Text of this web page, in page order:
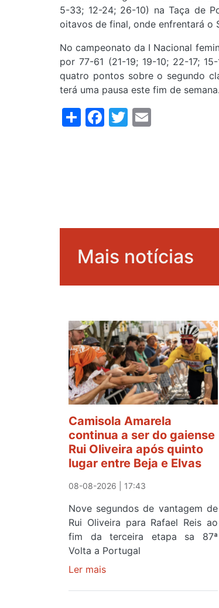
5-33; 12-24; 26-10) na Taça de
oitavos de final, onde enfrentará o
No campeonato da I Nacional
por 77-61 (21-19; 19-10; 22-17;
quatro pontos sobre o segundo
terá uma pausa este fim de semana.
ShareFacebook
Twitter
Mais notícias
Camisola Amarela
continua a ser do gaiense
Rui Oliveira após quinto
lugar entre Beja e Elvas
08-08-2026 | 17:43
Nove segundos de vantagem de
Rui Oliveira para Rafael Reis ao
fim da terceira etapa sa 87ª
Volta a Portugal
Ler mais